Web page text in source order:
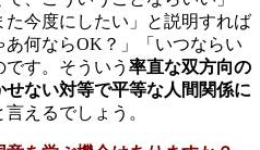
た今度にしたい」と説明すれば
何ならOK？」「いつならい
す。そういう 率直な双方向の
ない対等で平等な人間関係に
えるでしょう。